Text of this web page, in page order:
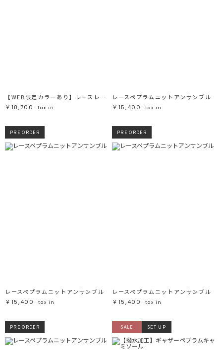
【WEB限定カラーあり】レースレイヤードランジェリーチュニック
￥18,700
tax in
レースペプラムニットアンサンブル
￥15,400
tax in
PRE ORDER
レースペプラムニットアンサンブル
￥15,400
tax in
PRE ORDER
レースペプラムニットアンサンブル
￥15,400
tax in
PRE ORDER SALE SET UP